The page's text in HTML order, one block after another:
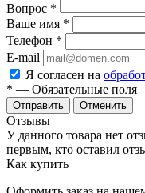
Вопрос *
Ваше имя *
Телефон *
E-mail
Я согласен на
* — Обязательные поля
Отменить
Отзывы
У данного товара нет
первым, кто оставил
Как купить